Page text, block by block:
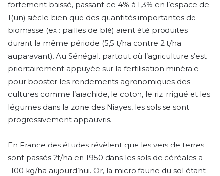
fortement baissé, passant de 4% à 1,3% en l’espace de
1(un) siècle bien que des quantités importantes de
biomasse (ex : pailles de blé) aient été produites
durant la même période (5,5 t/ha contre 2 t/ha
auparavant). Au Sénégal, partout où l’agriculture s’est
prioritairement appuyée sur la fertilisation minérale
pour booster les rendements agronomiques des
cultures comme l’arachide, le coton, le riz irrigué et les
légumes dans la zone des Niayes, les sols se sont
progressivement appauvris.
En France des études révèlent que les vers de terres
sont passés 2t/ha en 1950 dans les sols de céréales a
-100 kg/ha aujourd’hui. Or, la micro faune du sol étant